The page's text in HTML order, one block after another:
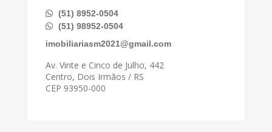
(51) 8952-0504
(51) 98952-0504
imobiliariasm2021@gmail.com
Av. Vinte e Cinco de Julho, 442
Centro, Dois Irmãos / RS
CEP 93950-000